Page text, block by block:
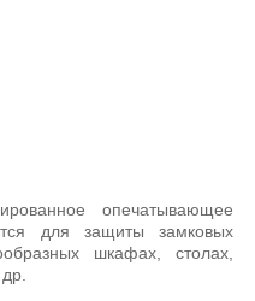
опечатывающее
для защиты замковых
шкафах, столах,